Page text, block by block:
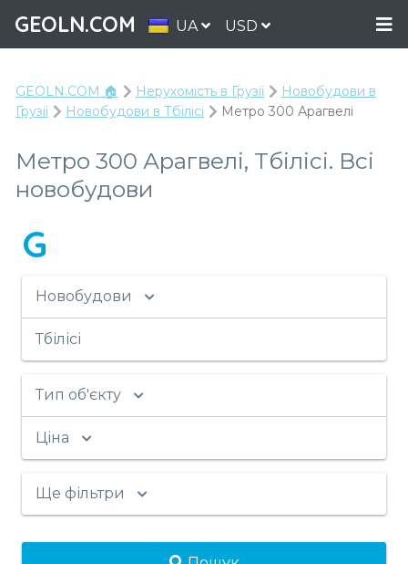
GEOLN.COM UA USD
GEOLN.COM 🏠 Нерухомість в Грузії
Новобудови в
Грузії
Новобудови в Тбілісі Метро 300 Арагвелі
Метро 300 Арагвелі, Тбілісі. Всі
новобудови
G
Новобудови
Тбілісі
Тип об'єкту
Ціна
Ще фільтри